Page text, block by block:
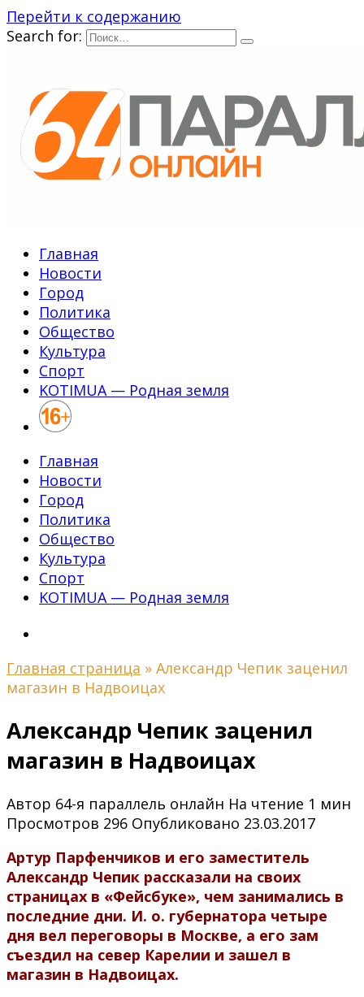
Перейти к содержанию
Search for:
Главная
Новости
Город
Политика
Общество
Культура
Спорт
KOTIMUA — Родная земля
Главная
Новости
Город
Политика
Общество
Культура
Спорт
KOTIMUA — Родная земля
Главная страница » Александр Чепик заценил
магазин в Надвоицах
Александр Чепик заценил
магазин в Надвоицах
Автор 64-я параллель онлайн На чтение 1 мин
Просмотров 296 Опубликовано 23.03.2017
Артур Парфенчиков и его заместитель
Александр Чепик рассказали на своих
страницах в «Фейсбуке», чем занимались в
последние дни. И. о. губернатора четыре
дня вел переговоры в Москве, а его зам
съездил на север Карелии и зашел в
магазин в Надвоицах.